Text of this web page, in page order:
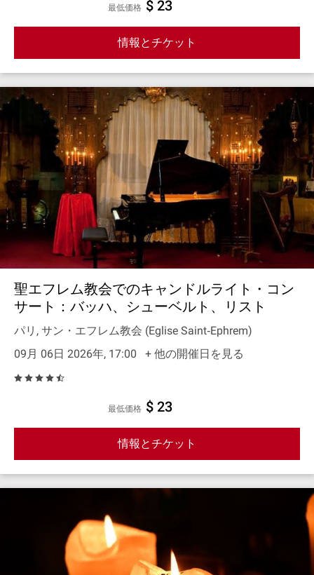
最低価格 $ 23
情報とチケット
聖エフレム教会でのキャンドルライト・コン
サート：バッハ、シューベルト、リスト
パリ, サン・エフレム教会 (Eglise Saint‐Ephrem)
09月 06日 2026年, 17:00
+ 他の開催日を見る
最低価格 $ 23
情報とチケット